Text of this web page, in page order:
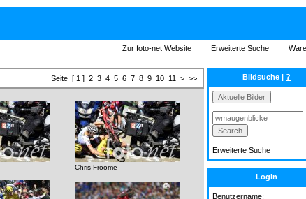
Zur foto-net Website Erweiterte Suche
Seite [ 1 ] 2 3 4 5 6 7 8 9 10 11 > >>
Chris Froome
Bildsuche | ?
Erweiterte Suche
Login
Benutzername: